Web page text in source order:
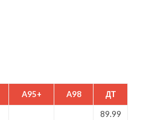
A95+ A98 ДТ
89.99